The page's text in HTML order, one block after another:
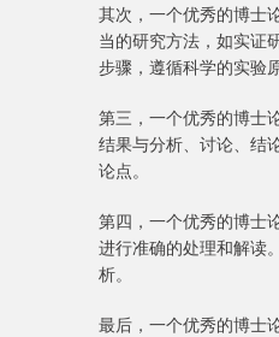
其次，一个优秀的博士
当的研究方法，如实证
步骤，遵循科学的实验
第三，一个优秀的博士
结果与分析、讨论、结
论点。
第四，一个优秀的博士
进行准确的处理和解读
析。
最后，一个优秀的博士